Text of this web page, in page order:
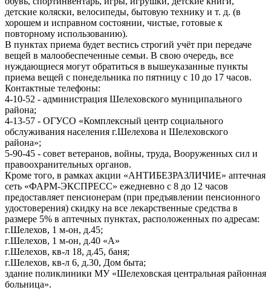
детские коляски, велосипеды, бытовую технику и т. д. (в
хорошем и исправном состоянии, чистые, готовые к
повторному использованию).
В пунктах приема будет вестись строгий учёт при передаче
вещей в малообеспеченные семьи. В свою очередь, все
нуждающиеся могут обратиться в вышеуказанные пункты
приема вещей с понедельника по пятницу с 10 до 17 часов.
Контактные телефоны:
4-10-52 - администрация Шелеховского муниципального
района;
4-13-57 - ОГУСО «Комплексный центр социального
обслуживания населения г.Шелехова и Шелеховского
района»;
5-90-45 - совет ветеранов, войны, труда, Вооруженных сил и
правоохранительных органов.
Кроме того, в рамках акции «АНТИБЕЗРАЗЛИЧИЕ» аптечная
сеть «ФАРМ-ЭКСПРЕСС» ежедневно с 8 до 12 часов
предоставляет пенсионерам (при предъявлении пенсионного
удостоверения) скидку на все лекарственные средства в
размере 5% в аптечных пунктах, расположенных по адресам:
г.Шелехов, 1 м-он, д.45;
г.Шелехов, 1 м-он, д.40 «А»
г.Шелехов, кв-л 18, д.45, баня;
г.Шелехов, кв-л 6, д.30, Дом быта;
здание поликлиники МУ «Шелеховская центральная районная
больница».